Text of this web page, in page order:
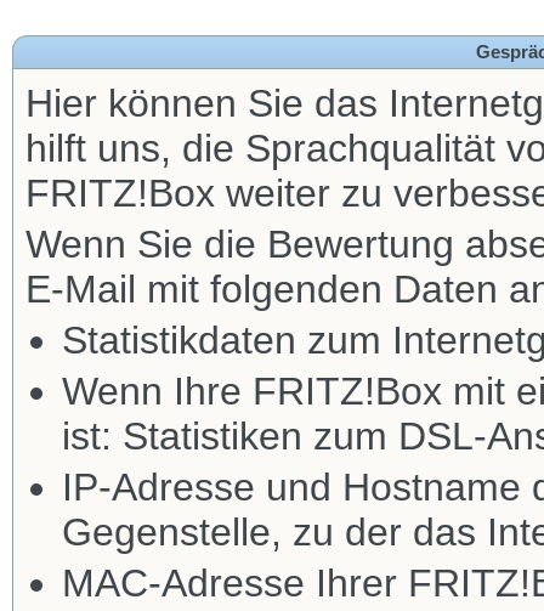
Hier können Sie das
hilft uns, die Sprachqualität
FRITZ!Box weiter zu
Wenn Sie die Bewertung
E-Mail mit folgenden Daten
Statistikdaten zum
Wenn Ihre FRITZ!Box mit
ist: Statistiken zum DSL-
IP-Adresse und Hostname
Gegenstelle, zu der das
MAC-Adresse Ihrer